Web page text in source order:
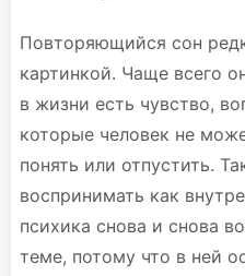
Повторяющийся сон
картинкой. Чаще всего
в жизни есть чувство,
которые человек не
понять или отпустить.
воспринимать как
психика снова и снова
теме, потому что в ней